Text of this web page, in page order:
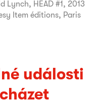
Lynch, HEAD #1, 2013
Item éditions, Paris
události